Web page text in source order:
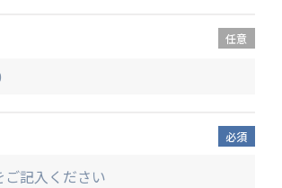
任意
必須